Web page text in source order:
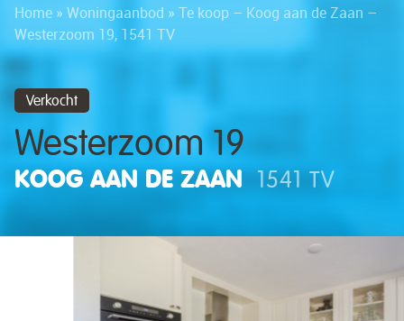
Home » Woningaanbod » Te koop – Koog aan de Zaan –
Westerzoom 19, 1541 TV
Verkocht
Westerzoom 19
KOOG AAN DE ZAAN 1541 TV